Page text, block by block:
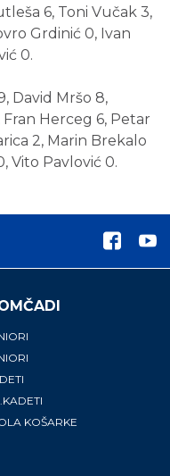
6, Toni Vučak 3,
Grdinić 0, Ivan
0.
David Mršo 8,
Herceg 6, Petar
2, Marin Brekalo
Vito Pavlović 0.
KOŠARKE